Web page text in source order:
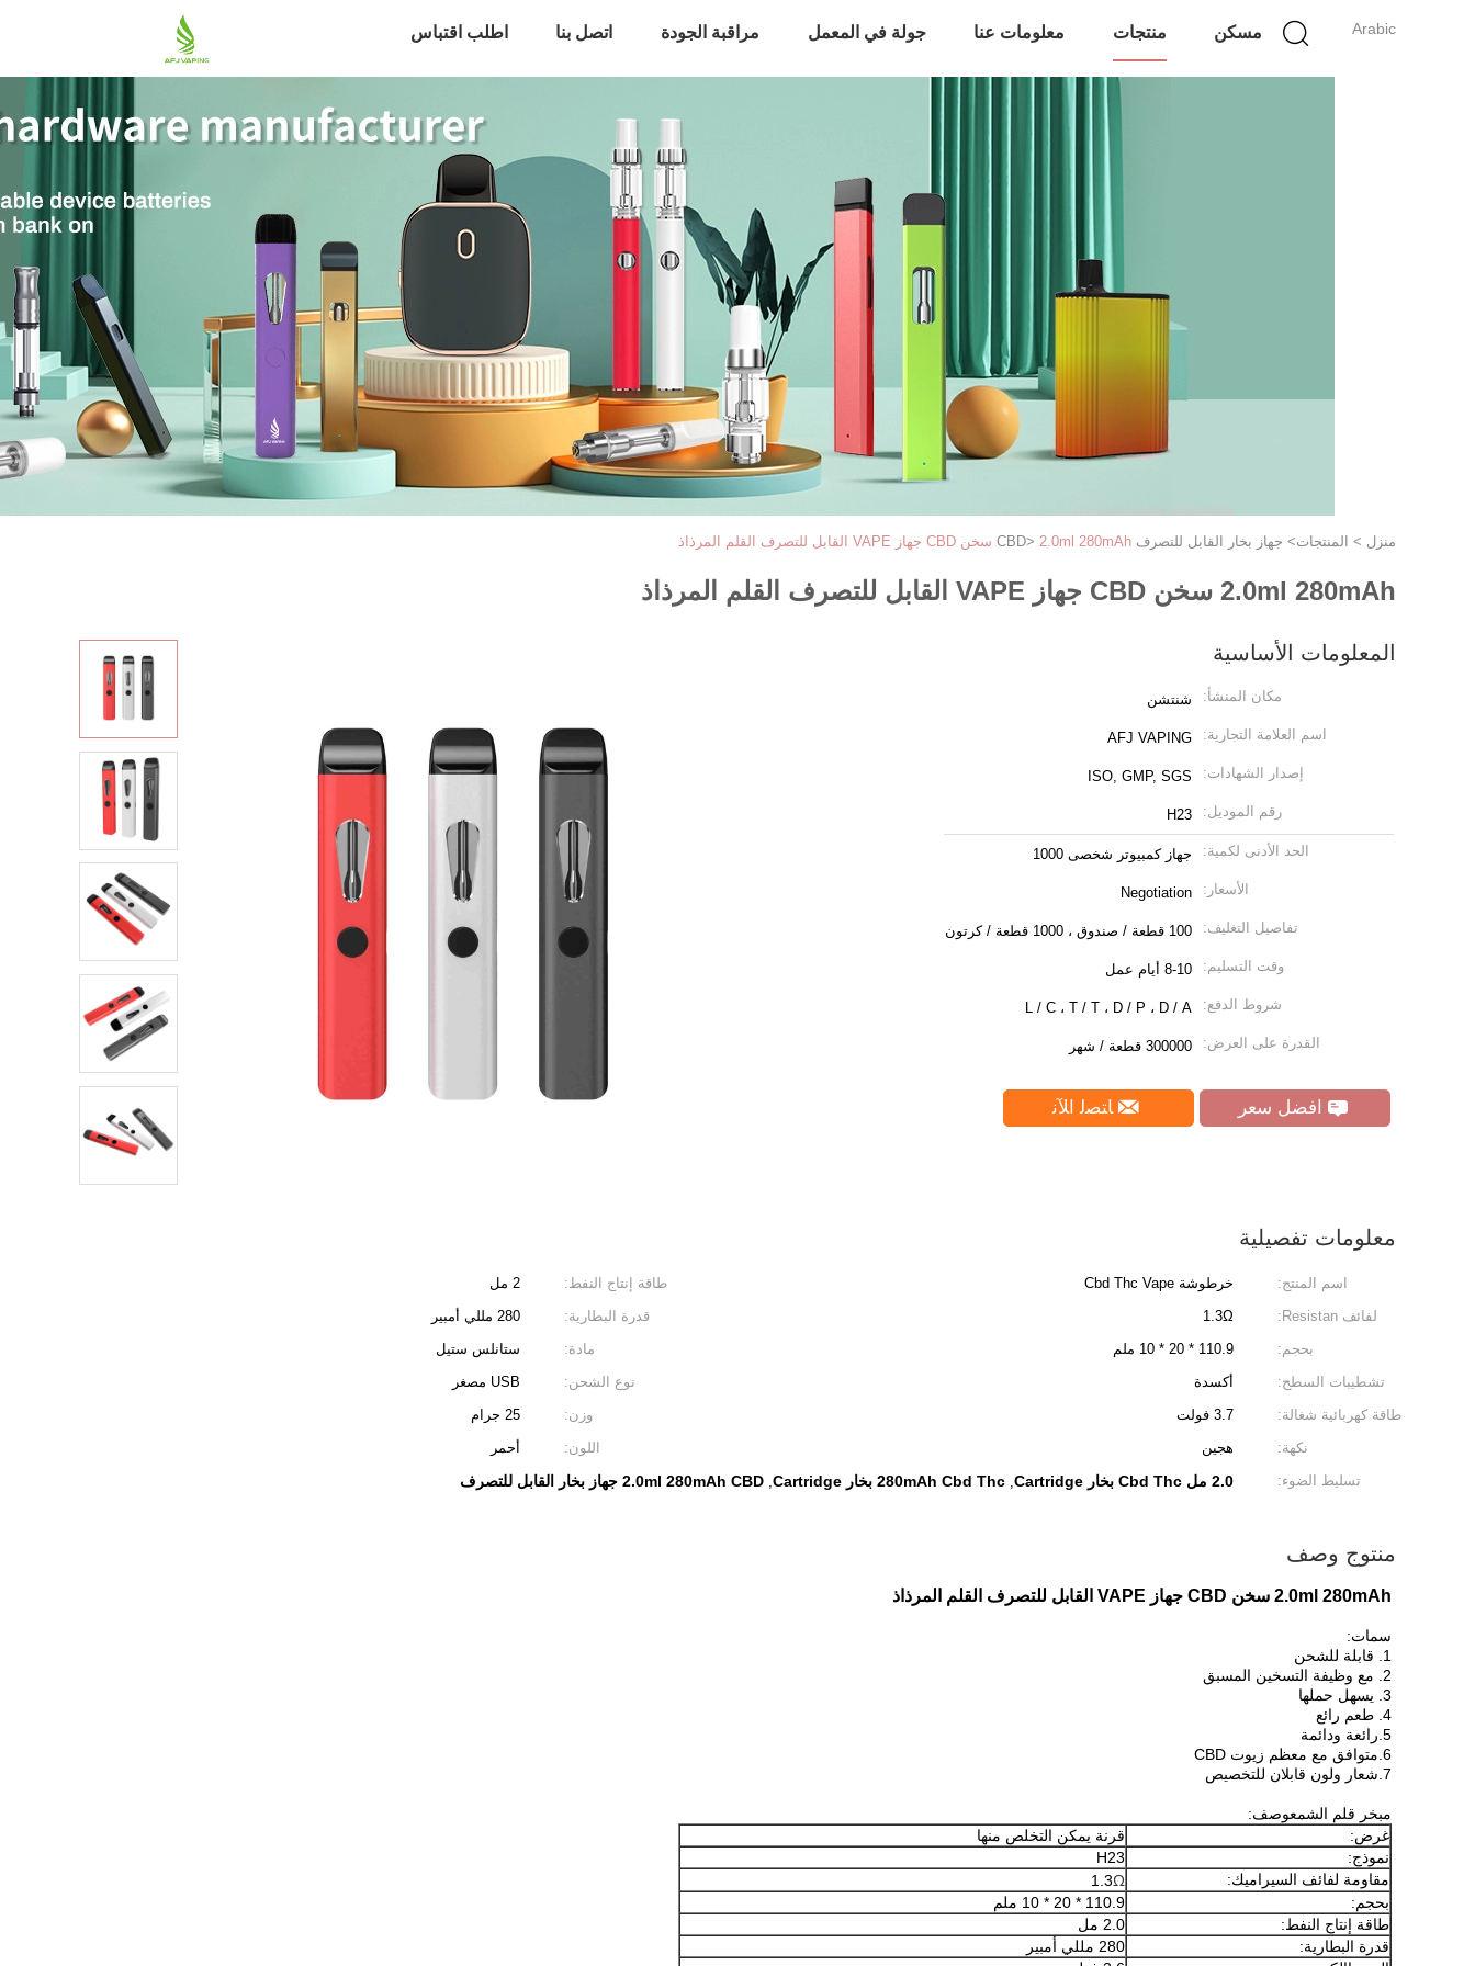
Arabic مسكن منتجات معلومات عنا جولة في المعمل مراقبة الجودة اتصل بنا اطلب اقتباس
منزل > المنتجات> جهاز بخار القابل للتصرف CBD > 2.0ml 280mAh سخن CBD جهاز VAPE القابل للتصرف القلم المرذاذ
2.0ml 280mAh سخن CBD جهاز VAPE القابل للتصرف القلم المرذاذ
المعلومات الأساسية
مكان المنشأ: شنتشن
اسم العلامة التجارية: AFJ VAPING
إصدار الشهادات: ISO, GMP, SGS
رقم الموديل: H23
الحد الأدنى لكمية: جهاز كمبيوتر شخصى 1000
الأسعار: Negotiation
تفاصيل التغليف: 100 قطعة / صندوق ، 1000 قطعة / كرتون
وقت التسليم: 8-10 أيام عمل
شروط الدفع: L / C ، T / T ، D / P ، D / A
القدرة على العرض: 300000 قطعة / شهر
افضل سعر ﺎﺘﺼﻟ ﺍﻶﻧ
معلومات تفصيلية
اسم المنتج: خرطوشة Cbd Thc Vape طاقة إنتاج النفط:
2 مل
لفائف Resistan:
1.3Ω قدرة البطارية:
280 مللي أمبير
بحجم:
110.9 * 20 * 10 ملم مادة:
ستانلس ستيل
تشطيبات السطح:
أكسدة نوع الشحن:
USB مصغر
طاقة كهربائية شغالة:
3.7 فولت وزن:
25 جرام
نكهة:
هجين اللون:
أحمر
تسليط الضوء:
2.0 مل Cbd Thc بخار Cartridge , 280mAh Cbd Thc بخار Cartridge , 2.0ml 280mAh CBD جهاز بخار القابل للتصرف
منتوج وصف
2.0ml 280mAh سخن CBD جهاز VAPE القابل للتصرف القلم المرذاذ
سمات:
1. قابلة للشحن
2. مع وظيفة التسخين المسبق
3. يسهل حملها
4. طعم رائع
5. رائعة ودائمة
6. متوافق مع معظم زيوت CBD
7. شعار ولون قابلان للتخصيص
مبخر قلم الشمعوصف:
غرض:
قرنة يمكن التخلص منها
نموذج:
H23
مقاومة لفائف السيراميك:
1.3Ω
بحجم:
110.9 * 20 * 10 ملم
طاقة إنتاج النفط:
2.0 مل
قدرة البطارية:
280 مللي أمبير